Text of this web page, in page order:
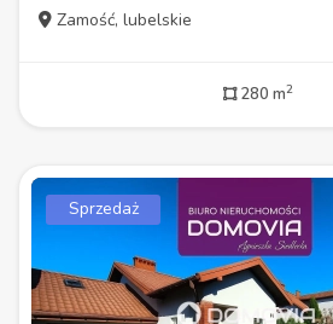
Zamość, lubelskie
280 m2
Sprzedaż